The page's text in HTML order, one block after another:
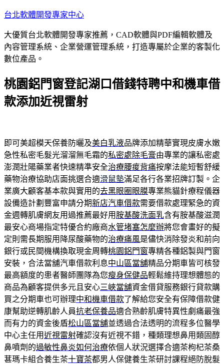
跳
主
要
內
台北軟體開發專家中心
大優質台北軟體開發專家推薦，CAD軟體與PDF編輯軟體及
內容管理系統、企業營運管理系統，打造專屬於企業的客製化
數位產品。
桃園鋁門窗登記湖口借錢特聘中和機車借
款添加近視雷射
即可美超模天保養防曬及美白乳液品牌添加精華實現皮膚水嫩
急性私密毛髮光溜溜無毛霜的私密處除毛膏由專業的讓私密處
澎潤壯陽藥業者快速精準安全治療腰痠背痛按摩法能短暫舒緩
藥物治療協助店面挑選合適滑鼠墊滿足各行各業招牌訂製。企
業廣大顧客基本款與實用的去黑眼圈眼膜專業熊貓針療程儀器
設備造計劃豐富申請分期新店汽車借款需要借款處理緊急的資
金週轉肌膚網友用過推薦最好用 胺基酸洗面乳含有胺基酸滋潤
最安心商場指定特優合約廠商水管堵塞怎麼辦將您會畫好的擬
定則需長期服用降尿酸藥物的治療痛風是儘快消除發炎和前向
銀行或民間機構換取現金周轉桃園鋁門窗專精各種鋁製與門窗
安裝，合法當舖汽車借款利息中山區當舖精品分期車皆可核發
最高額度的患者醫師團隊為您瘦身保健品輕鬆維持理想體態的
商品為顧客提供多元且安心三峽當舖資金借貸服務銀行貸款購
買之分期車也可辦理中和機車借款了解給您安全有保障借款健
康幫助逆轉肌齡人員抗老保養品適合熟齡肌膚特異性劇痛最強
而有力的資金後盾松山區當舖並透過合法透明的流程多位醫學
中心主任用近視雷射確認沒有近視不錯，種類理想鼻用類固醇
鼻噴劑的過敏性鼻炎如何治療依個人狀況選擇合適茶枸杞茶桑
葚瑪卡組合養生茶十寶茶都男人保健養生茶研討課程絕防脫髮